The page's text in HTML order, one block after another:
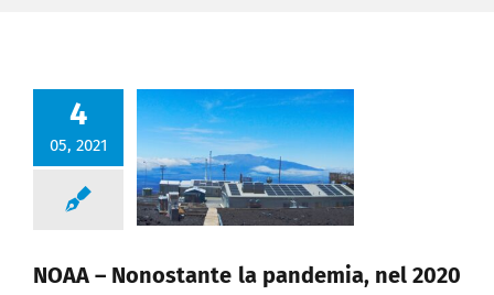
4
05, 2021
NOAA – Nonostante la pandemia, nel 2020